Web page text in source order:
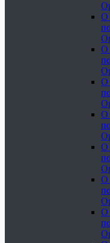
О
О
О
О
О
О
О